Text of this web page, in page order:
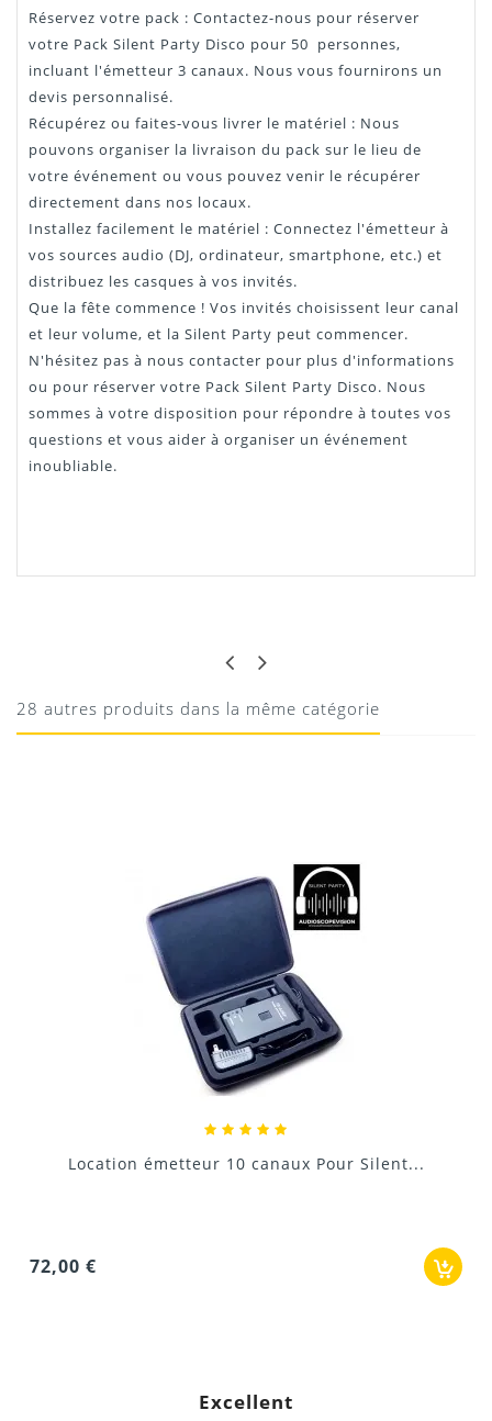
Réservez votre pack : Contactez-nous pour réserver
votre Pack Silent Party Disco pour 50 personnes,
incluant l'émetteur 3 canaux. Nous vous fournirons un
devis personnalisé.
Récupérez ou faites-vous livrer le matériel : Nous
pouvons organiser la livraison du pack sur le lieu de
votre événement ou vous pouvez venir le récupérer
directement dans nos locaux.
Installez facilement le matériel : Connectez l'émetteur à
vos sources audio (DJ, ordinateur, smartphone, etc.) et
distribuez les casques à vos invités.
Que la fête commence ! Vos invités choisissent leur canal
et leur volume, et la Silent Party peut commencer.
N'hésitez pas à nous contacter pour plus d'informations
ou pour réserver votre Pack Silent Party Disco. Nous
sommes à votre disposition pour répondre à toutes vos
questions et vous aider à organiser un événement
inoubliable.
13/08/2020
28 autres produits dans la même catégorie
Silent party disco 10 canaux location...
Excellent